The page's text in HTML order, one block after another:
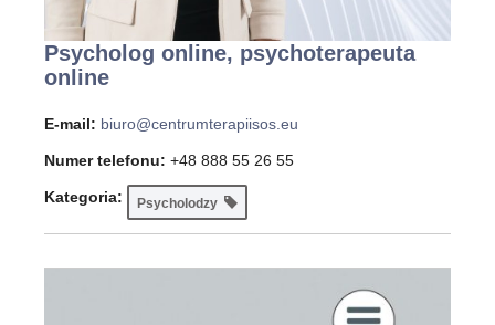
Psycholog online, psychoterapeuta
online
E-mail: biuro@centrumterapiisos.eu
Numer telefonu: +48 888 55 26 55
Kategoria: Psycholodzy